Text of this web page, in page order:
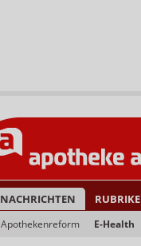
NACHRICHTEN
Apothekenreform E-Health